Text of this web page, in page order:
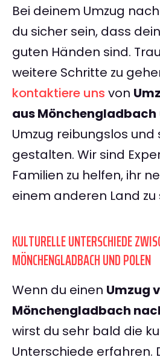
Bei deinem Umzug
du sicher sein, dass
guten Händen sind.
weitere Schritte zu
kontaktiere uns von
aus Mönchengladbach
Umzug reibungslos und
gestalten. Wir sind
Familien zu helfen, ihr
einem anderen Land
KULTURELLE UNTERSCHIEDE
MÖNCHENGLADBACH UND POLEN
Wenn du einen Umzug
Mönchengladbach
wirst du sehr bald die
Unterschiede erfahren.